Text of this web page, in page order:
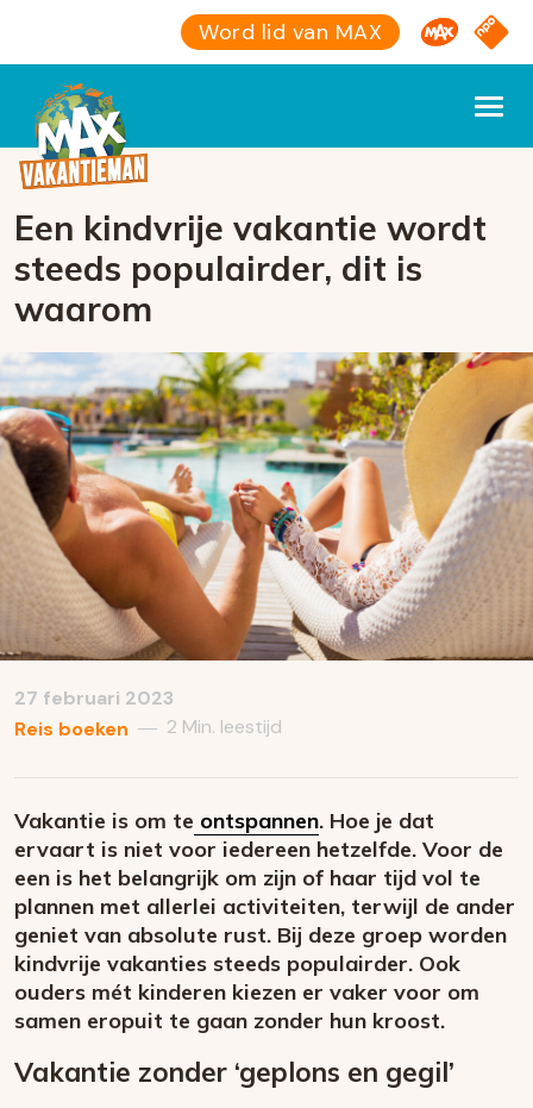
Word lid van MAX Omroep
NPO
Een kindvrije vakantie wordt
steeds populairder, dit is
waarom
27 februari 2023
Reis boeken — 2 Min. leestijd
Vakantie is om te ontspannen. Hoe je dat
ervaart is niet voor iedereen hetzelfde. Voor de
een is het belangrijk om zijn of haar tijd vol te
plannen met allerlei activiteiten, terwijl de ander
geniet van absolute rust. Bij deze groep worden
kindvrije vakanties steeds populairder. Ook
ouders mét kinderen kiezen er vaker voor om
samen eropuit te gaan zonder hun kroost.
Vakantie zonder ‘geplons en gegil’